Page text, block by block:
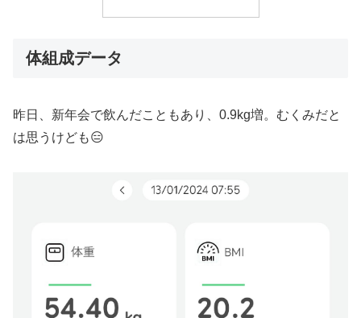
体組成データ
昨日、新年会で飲んだこともあり、0.9kg増。むくみだと
は思うけども😑